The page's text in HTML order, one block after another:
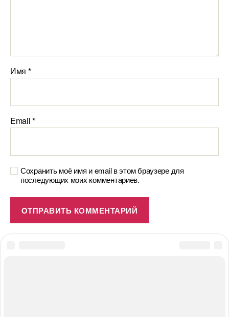
Имя *
Email*
Сохранить моё имя и email в этом браузере для
последующих моих комментариев.